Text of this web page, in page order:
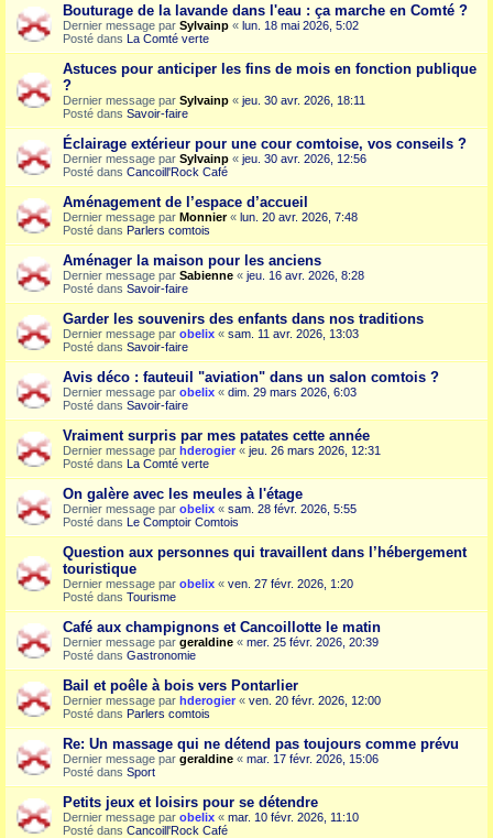
Bouturage de la lavande dans l'eau : ça marche en Comté ?
Dernier message par Sylvainp « lun. 18 mai 2026, 5:02
Posté dans La Comté verte
Astuces pour anticiper les fins de mois en fonction publique
?
Dernier message par Sylvainp « jeu. 30 avr. 2026, 18:11
Posté dans Savoir-faire
Éclairage extérieur pour une cour comtoise, vos conseils ?
Dernier message par Sylvainp « jeu. 30 avr. 2026, 12:56
Posté dans Cancoill'Rock Café
Aménagement de l’espace d’accueil
Dernier message par Monnier« lun. 20 avr. 2026, 7:48
Posté dans Parlers comtois
Aménager la maison pour les anciens
Dernier message par Sabienne « jeu. 16 avr. 2026, 8:28
Posté dans Savoir-faire
Garder les souvenirs des enfants dans nos traditions
Dernier message par obelix « sam. 11 avr. 2026, 13:03
Posté dans Savoir-faire
Avis déco : fauteuil "aviation" dans un salon comtois ?
Dernier message par obelix « dim. 29 mars 2026, 6:03
Posté dans Savoir-faire
Vraiment surpris par mes patates cette année
Dernier message par hderogier « jeu. 26 mars 2026, 12:31
Posté dans La Comté verte
On galère avec les meules à l'étage
Dernier message par obelix « sam. 28 févr. 2026, 5:55
Posté dans Le Comptoir Comtois
Question aux personnes qui travaillent dans l’hébergement
touristique
Dernier message par obelix « ven. 27 févr. 2026, 1:20
Posté dans Tourisme
Café aux champignons et Cancoillotte le matin
Dernier message par geraldine « mer. 25 févr. 2026, 20:39
Posté dans Gastronomie
Bail et poêle à bois vers Pontarlier
Dernier message par hderogier « ven. 20 févr. 2026, 12:00
Posté dans Parlers comtois
Re: Un massage qui ne détend pas toujours comme prévu
Dernier message par geraldine « mar. 17 févr. 2026, 15:06
Posté dans Sport
Petits jeux et loisirs pour se détendre
Dernier message par obelix « mar. 10 févr. 2026, 11:10
Posté dans Cancoill'Rock Café